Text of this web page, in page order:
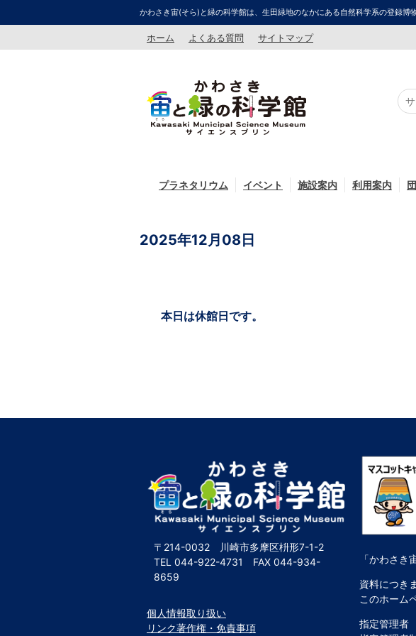
かわさき宙(そら)と緑の科学館は、生田緑地のなかにある自然科学系の登録博
ホーム よくある質問 サイトマップ
プラネタリウム イベント 施設案内 利用案内
2025年12月08日
本日は休館日です。
〒214-0032 川崎市多摩区枡形7-1-2
TEL 044-922-4731 FAX 044-934-
8659
個人情報取り扱い
リンク著作権・免責事項
「かわさき
資料につき
このホーム
指定管理者